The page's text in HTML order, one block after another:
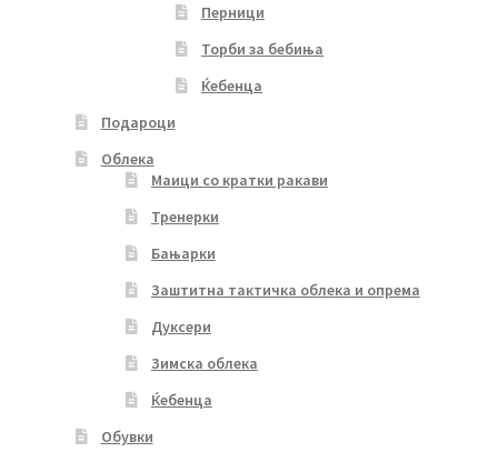
Перници
Торби за бебиња
Ќебенца
Подароци
Облека
Маици со кратки ракави
Тренерки
Бањарки
Заштитна тактичка облека и опрема
Дуксери
Зимска облека
Ќебенца
Обувки